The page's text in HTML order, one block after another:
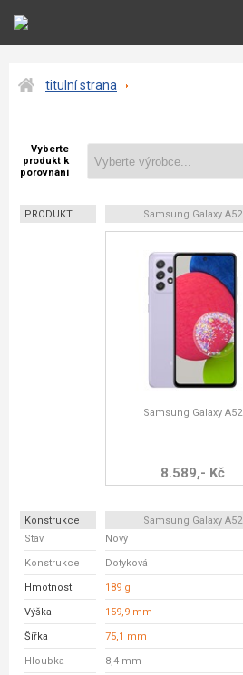
titulní strana
Vyberte
produkt k
porovnání
PRODUKT Samsung Galaxy A52
Samsung Galaxy A52
8.589,- Kč
Konstrukce Samsung Galaxy A52
Stav
Nový
Konstrukce Dotyková
Hmotnost 189 g
Výška 159,9 mm
Šířka 75,1 mm
Hloubka 8,4 mm